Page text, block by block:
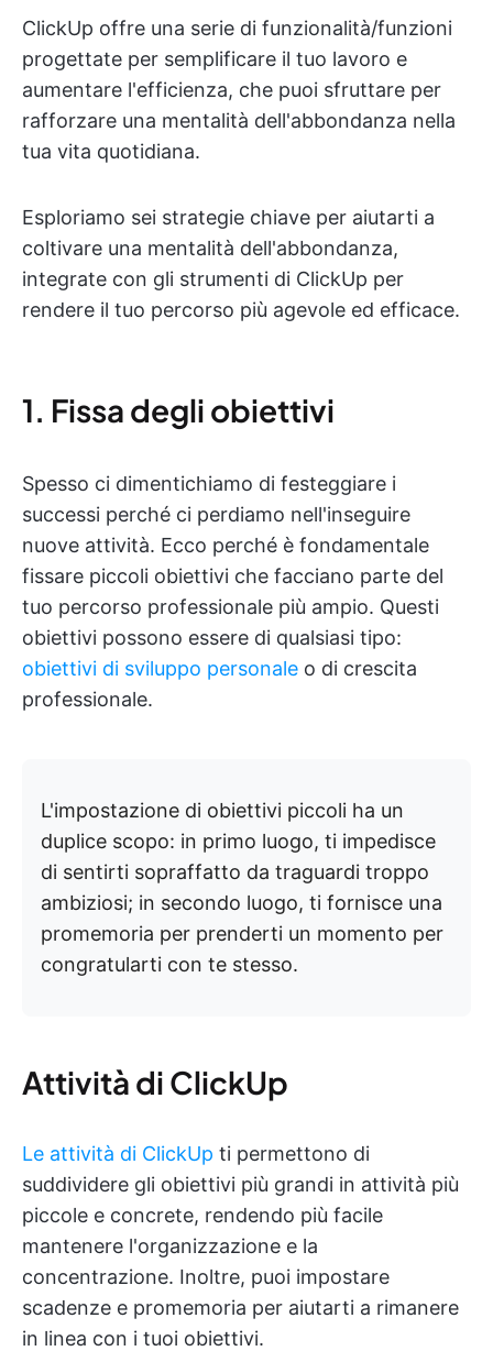
ClickUp offre una serie di funzionalità/funzioni
progettate per semplificare il tuo lavoro e
aumentare l'efficienza, che puoi sfruttare per
rafforzare una mentalità dell'abbondanza nella
tua vita quotidiana.
Esploriamo sei strategie chiave per aiutarti a
coltivare una mentalità dell'abbondanza,
integrate con gli strumenti di ClickUp per
rendere il tuo percorso più agevole ed efficace.
1. Fissa degli obiettivi
Spesso ci dimentichiamo di festeggiare i
successi perché ci perdiamo nell'inseguire
nuove attività. Ecco perché è fondamentale
fissare piccoli obiettivi che facciano parte del
tuo percorso professionale più ampio. Questi
obiettivi possono essere di qualsiasi tipo:
obiettivi di sviluppo personale o di crescita
professionale.
L'impostazione di obiettivi piccoli ha un
duplice scopo: in primo luogo, ti impedisce
di sentirti sopraffatto da traguardi troppo
ambiziosi; in secondo luogo, ti fornisce una
promemoria per prenderti un momento per
congratularti con te stesso.
Attività di ClickUp
Le attività di ClickUp ti permettono di
suddividere gli obiettivi più grandi in attività più
piccole e concrete, rendendo più facile
mantenere l'organizzazione e la
concentrazione. Inoltre, puoi impostare
scadenze e promemoria per aiutarti a rimanere
in linea con i tuoi obiettivi.